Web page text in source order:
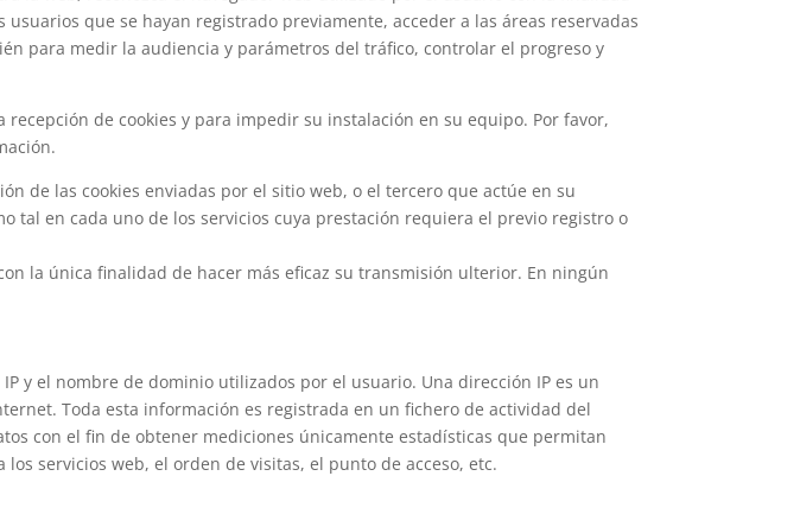
que se hayan registrado previamente, acceder a las áreas reservadas
para medir la audiencia y parámetros del tráfico, controlar el progreso y
de cookies y para impedir su instalación en su equipo. Por favor,
de las cookies enviadas por el sitio web, o el tercero que actúe en su
tal en cada uno de los servicios cuya prestación requiera el previo registro o
la única finalidad de hacer más eficaz su transmisión ulterior. En ningún
y el nombre de dominio utilizados por el usuario. Una dirección IP es un
Toda esta información es registrada en un fichero de actividad del
con el fin de obtener mediciones únicamente estadísticas que permitan
servicios web, el orden de visitas, el punto de acceso, etc.